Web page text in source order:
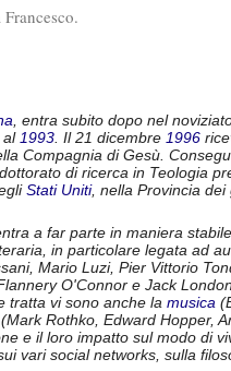
, entra subito dopo nel
al 1993. Il 21 dicembre 1996
Compagnia di Gesù.
di ricerca in Teologia
Stati Uniti, nella Provincia dei
a far parte in maniera
in particolare legata ad
Mario Luzi, Pier Vittorio
O'Connor e Jack
tratta vi sono anche la musica
(Mark Rothko, Edward Hopper,
e il loro impatto sul modo di
vari social networks, sulla